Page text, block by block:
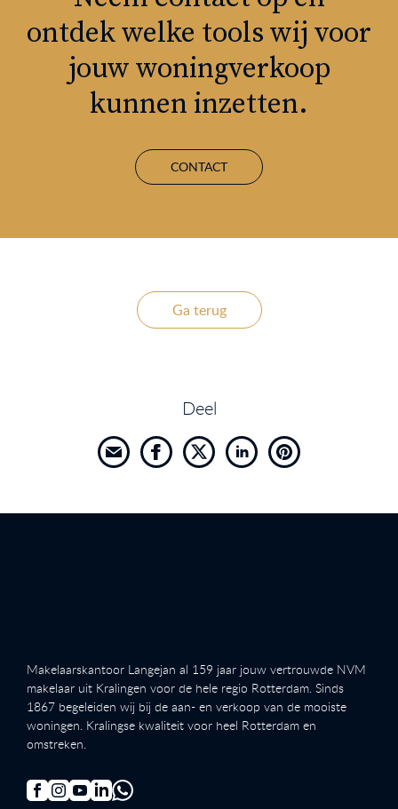
ontdek welke tools wij voor
jouw woningverkoop
kunnen inzetten.
CONTACT
Ga terug
Deel
Makelaarskantoor Langejan al 159 jaar jouw vertrouwde NVM
makelaar uit Kralingen voor de hele regio Rotterdam. Sinds
1867 begeleiden wij bij de aan- en verkoop van de mooiste
woningen. Kralingse kwaliteit voor heel Rotterdam en
omstreken.